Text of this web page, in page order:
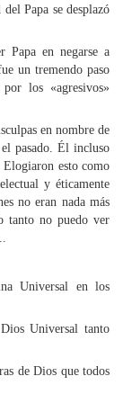
Papa se desplazó
en negarse a
un tremendo paso
los «agresivos»
en nombre de
pasado. Él incluso
esto como
y éticamente
no eran nada más
tanto no puedo ver
Universal en los
Universal tanto
de Dios que todos